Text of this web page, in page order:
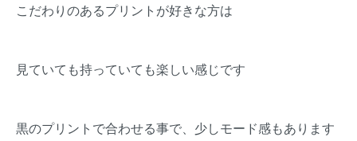
こだわりのあるプリントが好きな方は
見ていても持っていても楽しい感じです
黒のプリントで合わせる事で、少しモード感もあります